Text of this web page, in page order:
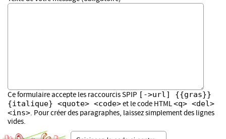
Ce formulaire accepte les raccourcis SPIP [->url] {{gras}}
{italique} <quote> <code>et le code HTML<q> <del>
<ins>. Pour créer des paragraphes, laissez simplement des lignes
vides.